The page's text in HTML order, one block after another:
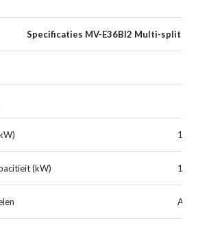
Specificaties MV-E36BI2 Multi-split
10,6
(kW) 12,0
A++